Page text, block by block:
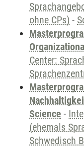
ohne CPs) -
Center:
Science -
(ehemals
Schwedisch